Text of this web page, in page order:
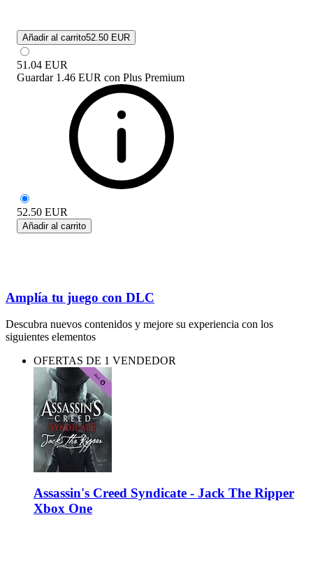
Añadir al carrito52.50 EUR
51.04 EUR
Guardar 1.46 EUR con Plus Premium
52.50 EUR
Añadir al carrito
Amplía tu juego con DLC
Descubra nuevos contenidos y mejore su experiencia con los
siguientes elementos
OFERTAS DE 1 VENDEDOR
Assassin's Creed Syndicate - Jack The Ripper
Xbox One